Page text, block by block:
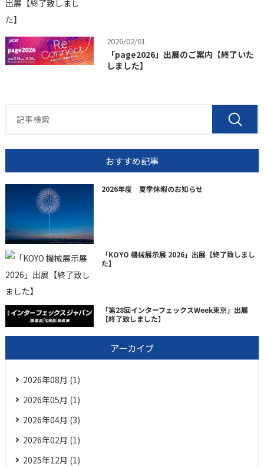
2026/02/01
「page2026」出展のご案内【終了いた
しました】
おすすめ記事
2026年度 夏季休暇のお知らせ
「KOYO 機械展示展 2026」出展【終了致しまし
た】
「第28回インターフェックスWeek東京」出展
【終了致しました】
アーカイブ
2026年08月 (1)
2026年05月 (1)
2026年04月 (3)
2026年02月 (1)
2025年12月 (1)